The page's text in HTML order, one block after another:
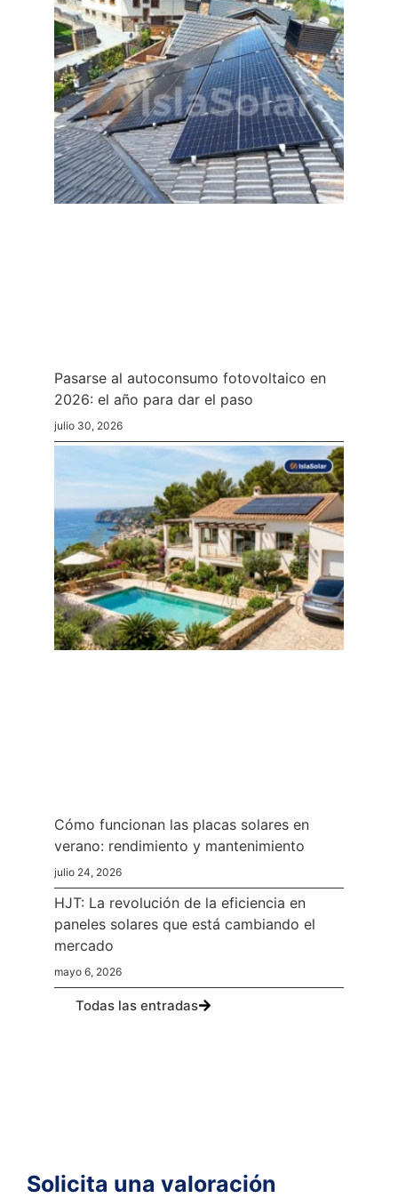
Pasarse al autoconsumo fotovoltaico en
2026: el año para dar el paso
julio 30, 2026
Cómo funcionan las placas solares en
verano: rendimiento y mantenimiento
julio 24, 2026
HJT: La revolución de la eficiencia en
paneles solares que está cambiando el
mercado
mayo 6, 2026
Todas las entradas
Solicita una valoración